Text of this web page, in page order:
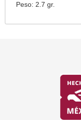
Peso: 2.7 gr.